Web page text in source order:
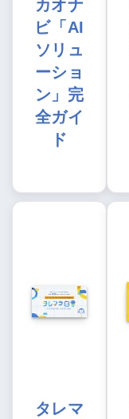
カオナ
ビ「AI
ソリュ
ーショ
ン」完
全ガイ
ド
タレマ